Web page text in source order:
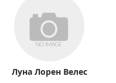
Луна Лорен Велес